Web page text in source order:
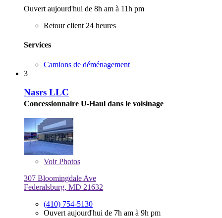
Ouvert aujourd'hui de 8h am à 11h pm
Retour client 24 heures
Services
Camions de déménagement
3
Nasrs LLC
Concessionnaire U-Haul dans le voisinage
VoirPhotos
307 Bloomingdale Ave
Federalsburg, MD 21632
(410) 754-5130
Ouvert aujourd'hui de 7h am à 9h pm